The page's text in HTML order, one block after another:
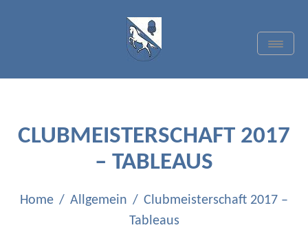
Toggle
TC BLAU-WEISS
E.V.
CLUBMEISTERSCHAFT 2017
– TABLEAUS
Home Allgemein
Clubmeisterschaft 2017 –
Tableaus